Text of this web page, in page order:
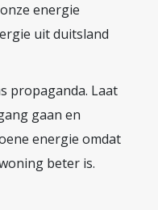
energie
uit duitsland
propaganda. Laat
gaan en
energie omdat
beter is.